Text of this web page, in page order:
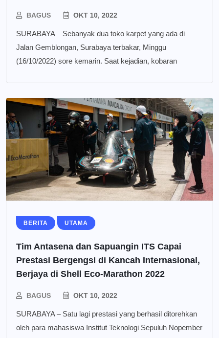
BAGUS OKT 10, 2022
SURABAYA – Sebanyak dua toko karpet yang ada di
Jalan Gemblongan, Surabaya terbakar, Minggu
(16/10/2022) sore kemarin. Saat kejadian, kobaran
BERITA UTAMA
Tim Antasena dan Sapuangin ITS Capai
Prestasi Bergengsi di Kancah Internasional,
Berjaya di Shell Eco-Marathon 2022
BAGUS OKT 10, 2022
SURABAYA – Satu lagi prestasi yang berhasil ditorehkan
oleh para mahasiswa Institut Teknologi Sepuluh Nopember